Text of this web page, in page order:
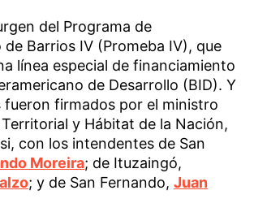
del Programa de
Barrios IV (Promeba IV), que
línea especial de financiamiento
de Desarrollo (BID). Y
fueron firmados por el ministro
y Hábitat de la Nación,
con los intendentes de San
Moreira; de Ituzaingó,
; y de San Fernando, Juan